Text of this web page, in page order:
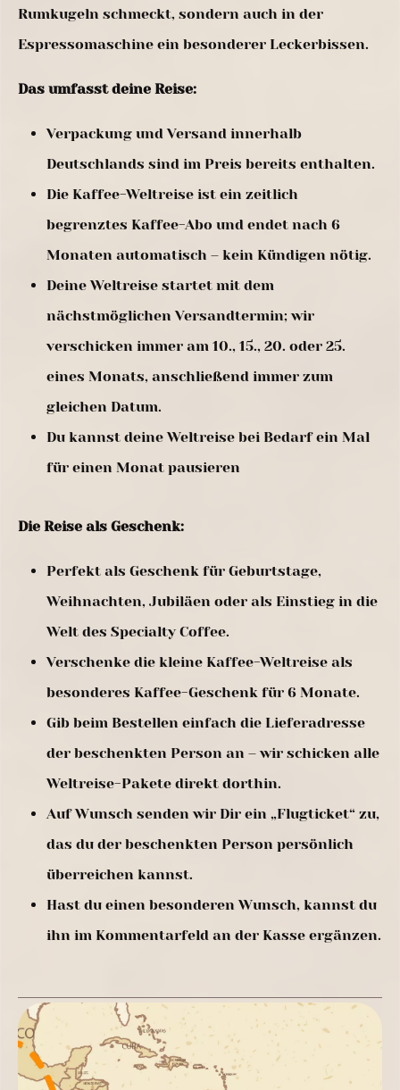
Rumkugeln schmeckt, sondern auch in der
Espressomaschine ein besonderer Leckerbissen.
Das umfasst deine Reise:
Verpackung und Versand innerhalb
Deutschlands sind im Preis bereits enthalten.
Die Kaffee-Weltreise ist ein zeitlich
begrenztes Kaffee-Abo und endet nach 6
Monaten automatisch – kein Kündigen nötig.
Deine Weltreise startet mit dem
nächstmöglichen Versandtermin; wir
verschicken immer am 10., 15., 20. oder 25.
eines Monats, anschließend immer zum
gleichen Datum.
Du kannst deine Weltreise bei Bedarf ein Mal
für einen Monat pausieren
Die Reise als Geschenk:
Perfekt als Geschenk für Geburtstage,
Weihnachten, Jubiläen oder als Einstieg in die
Welt des Specialty Coffee.
Verschenke die kleine Kaffee-Weltreise als
besonderes Kaffee-Geschenk für 6 Monate.
Gib beim Bestellen einfach die Lieferadresse
der beschenkten Person an – wir schicken alle
Weltreise-Pakete direkt dorthin.
Auf Wunsch senden wir Dir ein „Flugticket“ zu,
das du der beschenkten Person persönlich
überreichen kannst.
Hast du einen besonderen Wunsch, kannst du
ihn im Kommentarfeld an der Kasse ergänzen.